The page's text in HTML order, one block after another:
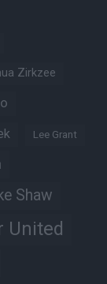
Zirkzee
Lee Grant
Shaw
United